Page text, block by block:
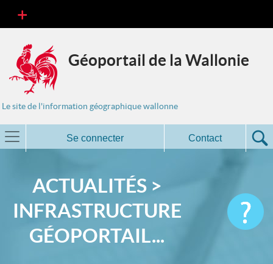
Géoportail de la Wallonie
Le site de l'information géographique wallonne
Se connecter Contact
ACTUALITÉS >
INFRASTRUCTURE
GÉOPORTAIL...